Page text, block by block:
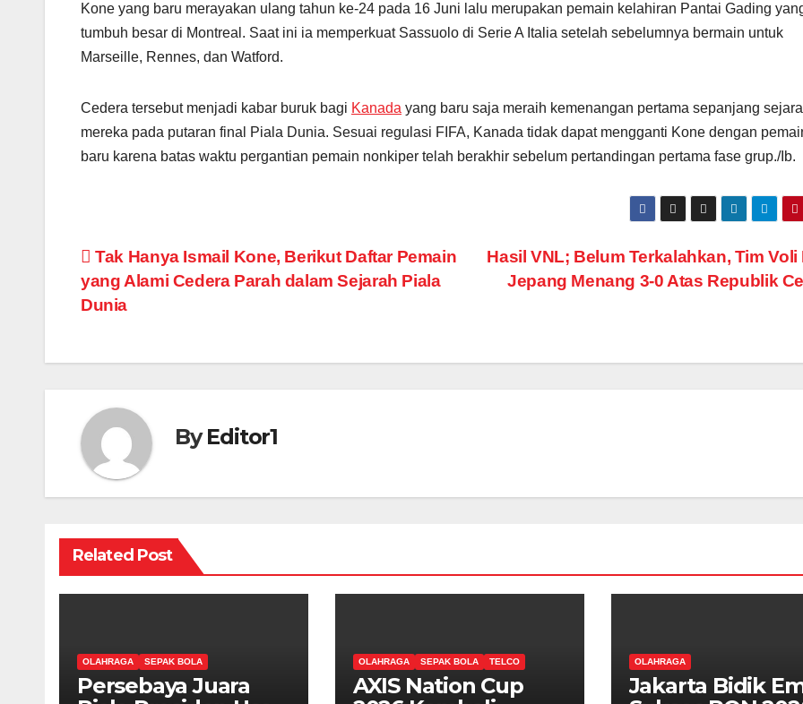
Kone yang baru merayakan ulang tahun ke-24 pada 16 Juni lalu merupakan pemain kelahiran Pantai Gading
tumbuh besar di Montreal. Saat ini ia memperkuat Sassuolo di Serie A Italia setelah sebelumnya bermain untuk
Marseille, Rennes, dan Watford.
Cedera tersebut menjadi kabar buruk bagi Kanada yang baru saja meraih kemenangan pertama sepanjang
mereka pada putaran final Piala Dunia. Sesuai regulasi FIFA, Kanada tidak dapat mengganti Kone dengan
baru karena batas waktu pergantian pemain nonkiper telah berakhir sebelum pertandingan pertama fase grup./Ib.
Post
navigation
Hasil VNL; Belum Terkalahkan, Tim Voli
Jepang Menang 3-0 Atas Republik
Tak Hanya Ismail Kone, Berikut Daftar Pemain
yang Alami Cedera Parah dalam Sejarah Piala
Dunia
ByEditor1
Related Post
OLAHRAGA SEPAK BOLA
Persebaya Juara
OLAHRAGA SEPAK BOLA TELCO
AXIS Nation Cup
OLAHRAGA
Jakarta Bidik